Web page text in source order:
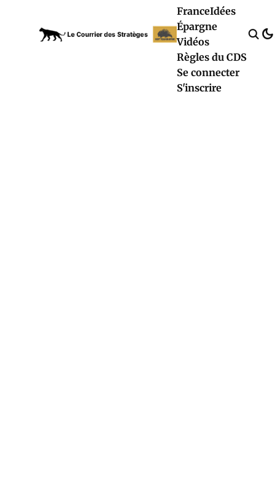
FranceIdées
Épargne
Vidéos
Règles du CDS
Se connecter
S'inscrire